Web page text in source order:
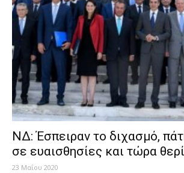
ΝΔ: Έσπειραν το διχασμό,
σε ευαισθησίες και τώρα
23 Μαΐου 2020